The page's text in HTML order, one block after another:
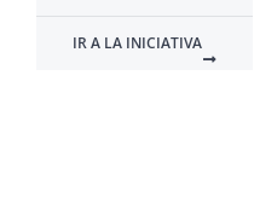
IR A LA INICIATIVA